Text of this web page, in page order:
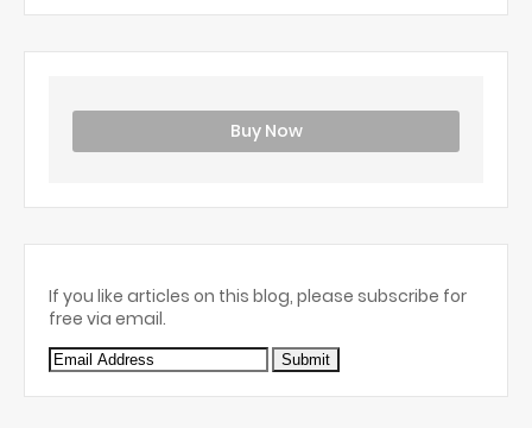
Buy Now
If you like articles on this blog, please subscribe for
free via email.